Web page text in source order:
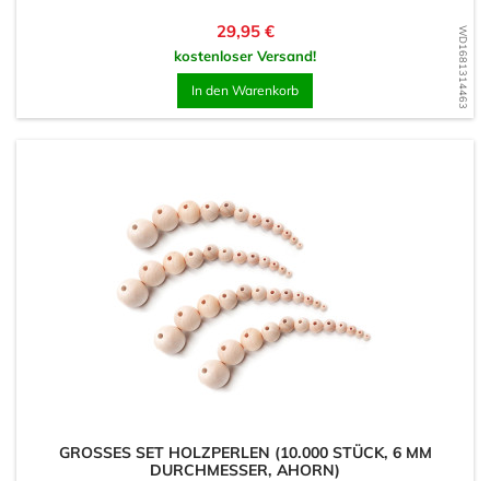
WD1681314463
Preis
29,95 €
kostenloser Versand!
In den Warenkorb
GROSSES SET HOLZPERLEN (10.000 STÜCK, 6 MM D
URCHMESSER, AHORN)